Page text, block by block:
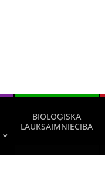
BIOLOĢISKĀ
LAUKSAIMNIECĪBA